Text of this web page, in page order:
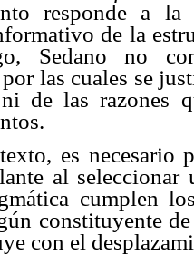
responde a
de la
Sedano no
las cuales se
ni de las razones
es necesario
al seleccionar
cumplen
constituyente
con el